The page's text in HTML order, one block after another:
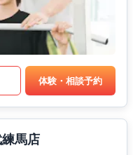
体験・相談予約
馬店